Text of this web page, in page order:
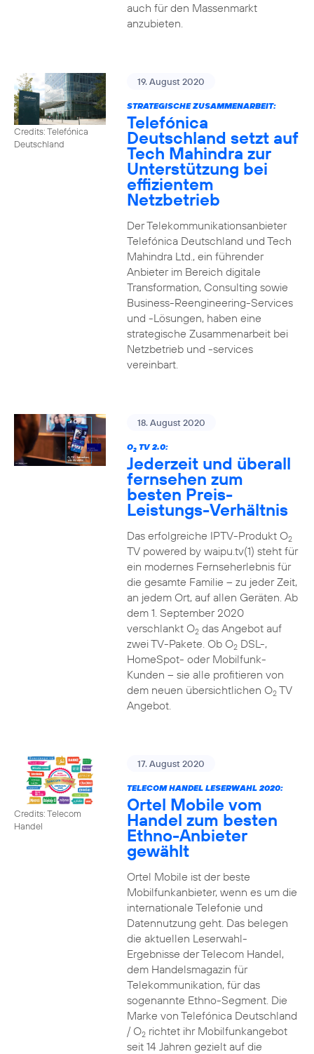
auch für den Massenmarkt
anzubieten.
Credits: Telefónica
Deutschland
19. August 2020
STRATEGISCHE ZUSAMMENARBEIT:
Telefónica
Deutschland setzt auf
Tech Mahindra zur
Unterstützung bei
effizientem
Netzbetrieb
Der Telekommunikationsanbieter
Telefónica Deutschland und Tech
Mahindra Ltd., ein führender
Anbieter im Bereich digitale
Transformation, Consulting sowie
Business-Reengineering-Services
und -Lösungen, haben eine
strategische Zusammenarbeit bei
Netzbetrieb und -services
vereinbart.
18. August 2020
O2TV 2.0:
Jederzeit und überall
fernsehen zum
besten Preis-
Leistungs-Verhältnis
Das erfolgreiche IPTV-Produkt O2
TV powered by waipu.tv(1) steht für
ein modernes Fernseherlebnis für
die gesamte Familie – zu jeder Zeit,
an jedem Ort, auf allen Geräten. Ab
dem 1. September 2020
verschlankt O2das Angebot auf
zwei TV-Pakete. Ob O2DSL-,
HomeSpot- oder Mobilfunk-
Kunden – sie alle profitieren von
dem neuen übersichtlichen O2TV
Angebot.
Credits: Telecom
Handel
17. August 2020
TELECOM HANDEL LESERWAHL 2020:
Ortel Mobile vom
Handel zum besten
Ethno-Anbieter
gewählt
Ortel Mobile ist der beste
Mobilfunkanbieter, wenn es um die
internationale Telefonie und
Datennutzung geht. Das belegen
die aktuellen Leserwahl-
Ergebnisse der Telecom Handel,
dem Handelsmagazin für
Telekommunikation, für das
sogenannte Ethno-Segment. Die
Marke von Telefónica Deutschland
/ O2richtet ihr Mobilfunkangebot
seit 14 Jahren gezielt auf die